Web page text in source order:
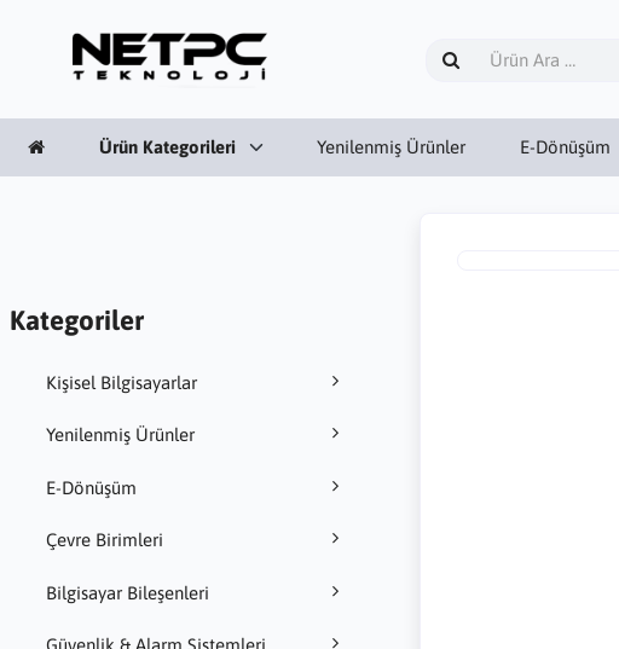
Ürün Kategorileri Yenilenmiş Ürünler E-Dönüşüm
Kategoriler
Kişisel Bilgisayarlar
Yenilenmiş Ürünler
E-Dönüşüm
Çevre Birimleri
Bilgisayar Bileşenleri